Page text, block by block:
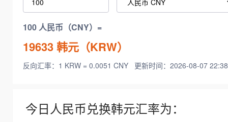
100 人民币（CNY）=
19633韩元（KRW）
反向汇率：1 KRW = 0.0051 CNY 更新时间：2026-08-07
今日人民币兑换韩元汇率为：